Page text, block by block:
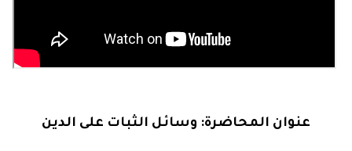
عنوان المحاضرة: وسائل الثبات على الدين